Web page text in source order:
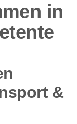
in
&